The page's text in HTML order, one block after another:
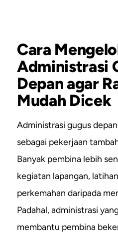
Cara
Administrasi
Depan agar
Mudah Dicek
Administrasi gugus
sebagai pekerjaan
Banyak pembina lebih
kegiatan lapangan,
perkemahan daripada
Padahal, administrasi
membantu pembina